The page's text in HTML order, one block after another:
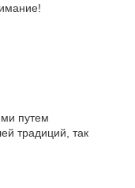
путем
традиций, так